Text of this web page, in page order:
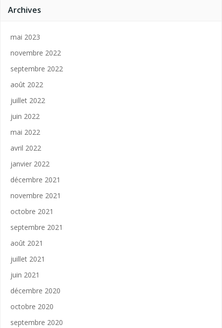
Archives
mai 2023
novembre 2022
septembre 2022
août 2022
juillet 2022
juin 2022
mai 2022
avril 2022
janvier 2022
décembre 2021
novembre 2021
octobre 2021
septembre 2021
août 2021
juillet 2021
juin 2021
décembre 2020
octobre 2020
septembre 2020